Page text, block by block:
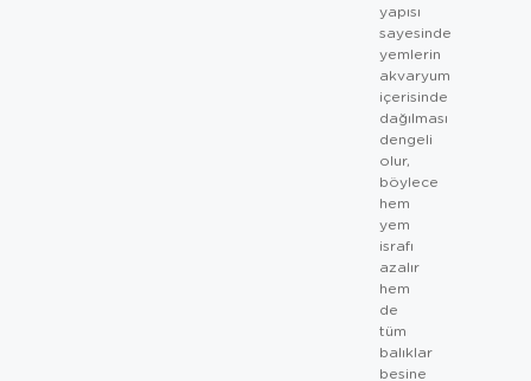
yapısı
sayesinde
yemlerin
akvaryum
içerisinde
dağılması
dengeli
olur,
böylece
hem
yem
israfı
azalır
hem
de
tüm
balıklar
besine